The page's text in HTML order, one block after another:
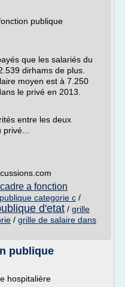
publique
que les salariés du
dirhams de plus.
moyen est à 7.250
le privé en 2013.
entre les deux
a fonction
categorie c /
d'etat / grille
/ grille de salaire dans
publique
hospitalière